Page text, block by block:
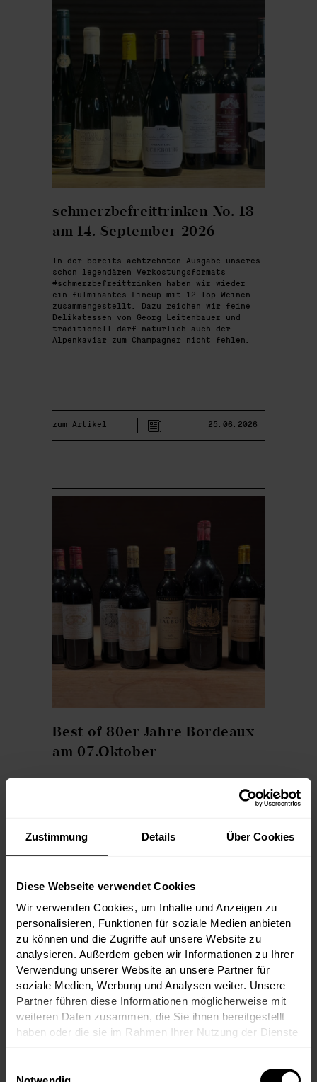
Zustimmung Details Über Cookies
Diese Webseite verwendet Cookies
Wir verwenden Cookies, um Inhalte und Anzeigen zu
personalisieren, Funktionen für soziale Medien anbieten
zu können und die Zugriffe auf unsere Website zu
analysieren. Außerdem geben wir Informationen zu Ihrer
Verwendung unserer Website an unsere Partner für
soziale Medien, Werbung und Analysen weiter. Unsere
Partner führen diese Informationen möglicherweise mit
weiteren Daten zusammen, die Sie ihnen bereitgestellt
haben oder die sie im Rahmen Ihrer Nutzung der Dienste
schmerzbefreittrinken No. 18
am 14. September 2026
In der bereits achtzehnten Ausgabe unseres
schon legendären Verkostungsformats
#schmerzbefreittrinken haben wir wieder
ein fulminantes Lineup mit 12 Top-Weinen
zusammengestellt. Dazu reichen wir feine
Delikatessen von Georg Leitenbauer und
traditionell darf natürlich auch der
Alpenkaviar zum Champagner nicht fehlen.
zum Artikel 25.06.2026
Best of 80er Jahre Bordeaux
am 07.Oktober
Von den ikonischen Premier Crus Château
Margaux, Château Haut-Brion und Château
Château d’Yquem versammelt dieses Tasting
zum Artikel 17.06.2026